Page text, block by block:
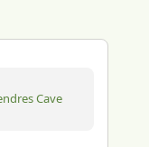
Cave